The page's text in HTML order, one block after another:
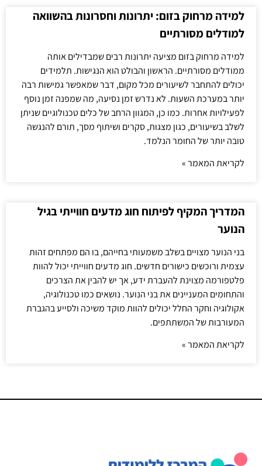
למידה מרחוק בזום: יתרונות וחסרונות בהשוואה
למודלים מסורתיים
למידה מרחוק בזום מציעה יתרונות רבים שמבדילים אותה
ממודלים מסורתיים. הראשון והבולט הוא הנגישות. תלמידים
יכולים להתחבר לשיעורים מכל מקום, דבר שמאפשר גמישות רבה
יותר במערכת השעות. לא נדרש זמן נסיעה, מה שמפנה זמן נוסף
לפעילויות אחרות. כמו כן, המגוון הרחב של כלים טכנולוגיים שניתן
לשלב בשיעורים, כגון מצגות, סקרים ושיתוף מסך, תורם להנגשה
טובה יותר של החומר הנלמד.
לקריאת המאמר »
המדריך המקיף לפיתוח חוג מדעים חווייתי בגיל
הנוער
בני הנוער מצויים בשלב משמעותי בחייהם, בו הם מפתחים זהות
עצמית ורוכשים כישורים חדשים. חוג מדעים חווייתי יכול להוות
פלטפורמה מצוינת להעברת ידע, אך יש להבין את הצרכים
והתחומים המעניינים את בני הנוער. נושאים כמו טכנולוגיה,
אקולוגיה וחקר החלל יכולים להוות מוקד משיכה ולסייע בהגברת
המעורבות של המשתתפים.
לקריאת המאמר »